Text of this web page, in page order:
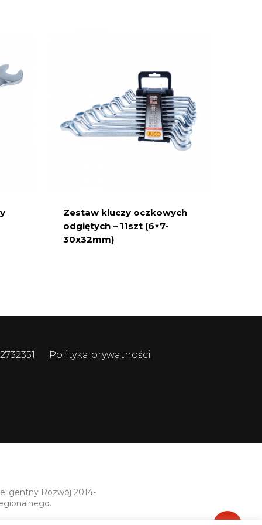
Zestaw kluczy oczkowych
odgiętych – 11szt (6×7-
30x32mm)
Polityka prywatności
Rozwój 2014-